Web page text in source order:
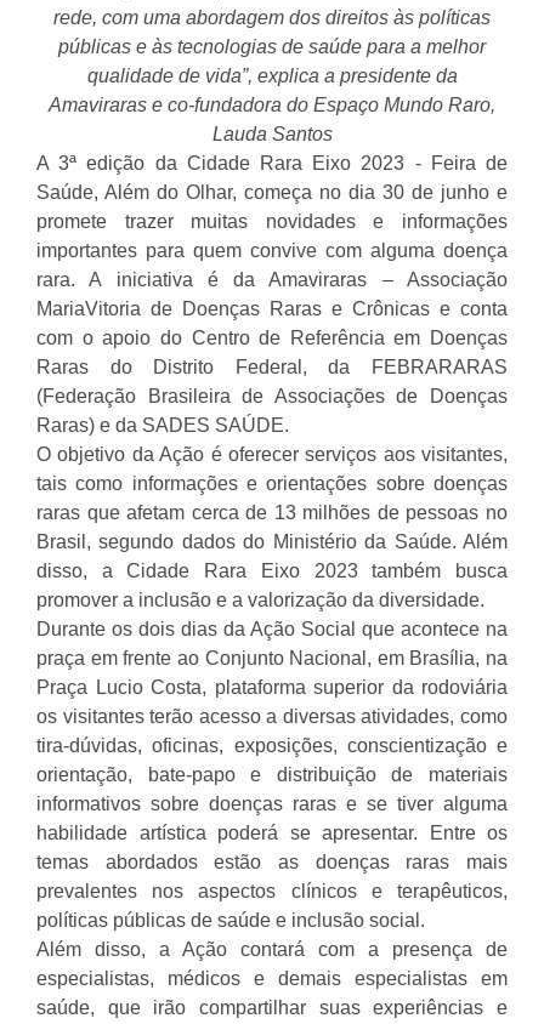
rede, com uma abordagem dos direitos às políticas
públicas e às tecnologias de saúde para a melhor
qualidade de vida”, explica a presidente da
Amaviraras e co-fundadora do Espaço Mundo Raro,
Lauda Santos
A 3ª edição da Cidade Rara Eixo 2023 - Feira de
Saúde, Além do Olhar, começa no dia 30 de junho e
promete trazer muitas novidades e informações
importantes para quem convive com alguma doença
rara. A iniciativa é da Amaviraras – Associação
MariaVitoria de Doenças Raras e Crônicas e conta
com o apoio do Centro de Referência em Doenças
Raras do Distrito Federal, da FEBRARARAS
(Federação Brasileira de Associações de Doenças
Raras) e da SADES SAÚDE.
O objetivo da Ação é oferecer serviços aos visitantes,
tais como informações e orientações sobre doenças
raras que afetam cerca de 13 milhões de pessoas no
Brasil, segundo dados do Ministério da Saúde. Além
disso, a Cidade Rara Eixo 2023 também busca
promover a inclusão e a valorização da diversidade.
Durante os dois dias da Ação Social que acontece na
praça em frente ao Conjunto Nacional, em Brasília, na
Praça Lucio Costa, plataforma superior da rodoviária
os visitantes terão acesso a diversas atividades, como
tira-dúvidas, oficinas, exposições, conscientização e
orientação, bate-papo e distribuição de materiais
informativos sobre doenças raras e se tiver alguma
habilidade artística poderá se apresentar. Entre os
temas abordados estão as doenças raras mais
prevalentes nos aspectos clínicos e terapêuticos,
políticas públicas de saúde e inclusão social.
Além disso, a Ação contará com a presença de
especialistas, médicos e demais especialistas em
saúde, que irão compartilhar suas experiências e